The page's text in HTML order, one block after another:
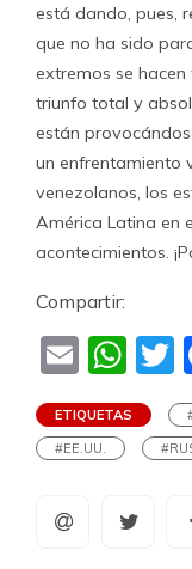
está dando, pues,
que no ha sido
extremos se
triunfo total y
están
un enfrentamiento
venezolanos, los
América Latina en
acontecimientos.
Compartir:
Email
ETIQUETAS
#EE.UU.